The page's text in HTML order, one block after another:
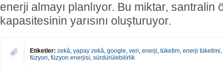
enerji almayı planlıyor. Bu miktar, santralin
kapasitesinin yarısını oluşturuyor.
Etiketler: zekâ, yapay zekâ, google, veri, enerji, tüketim, enerji tüketimi,
füzyon, füzyon enerjisi, sürdürülebilirlik